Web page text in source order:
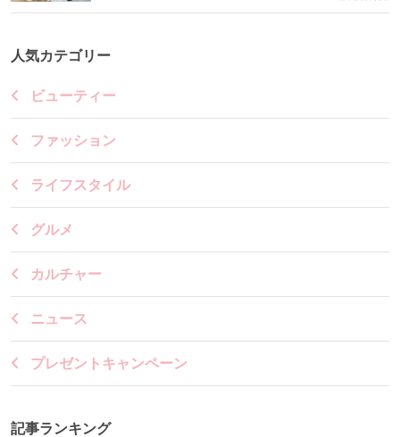
人気カテゴリー
ビューティー
ファッション
ライフスタイル
グルメ
カルチャー
ニュース
プレゼントキャンペーン
記事ランキング